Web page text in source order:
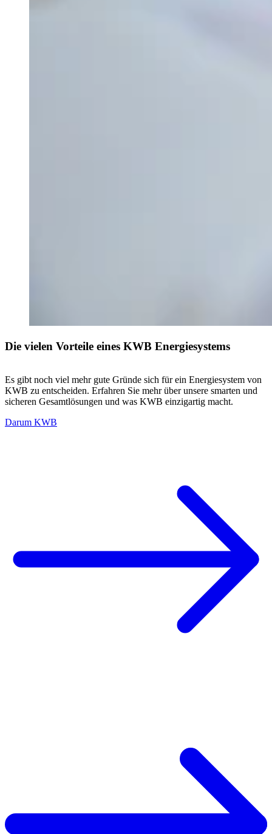
Die vielen Vorteile eines KWB Energiesystems
Es gibt noch viel mehr gute Gründe sich für ein Energiesystem von
KWB zu entscheiden. Erfahren Sie mehr über unsere smarten und
sicheren Gesamtlösungen und was KWB einzigartig macht.
Darum KWB